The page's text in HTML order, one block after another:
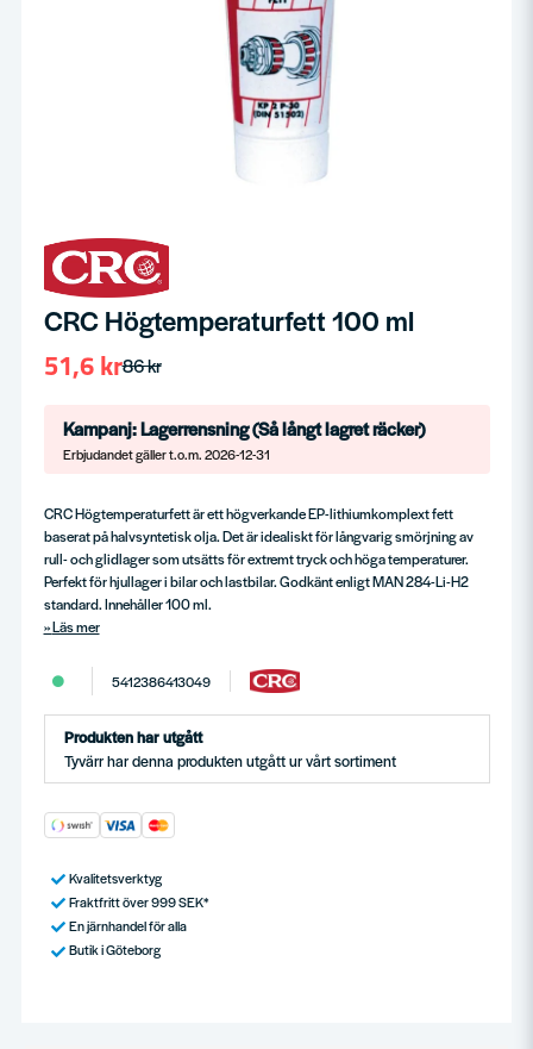
CRC Högtemperaturfett 100 ml
86 kr
51,6 kr
Kampanj: Lagerrensning (Så långt lagret räcker)
Erbjudandet gäller t.o.m. 2026-12-31
CRC Högtemperaturfett är ett högverkande EP-lithiumkomplext fett
baserat på halvsyntetisk olja. Det är idealiskt för långvarig smörjning av
rull- och glidlager som utsätts för extremt tryck och höga temperaturer.
Perfekt för hjullager i bilar och lastbilar. Godkänt enligt MAN 284-Li-H2
standard. Innehåller 100 ml.
Läs mer
5412386413049
Produkten har utgått
Tyvärr har denna produkten utgått ur vårt sortiment
Kvalitetsverktyg
Fraktfritt över 999 SEK*
En järnhandel för alla
Butik i Göteborg